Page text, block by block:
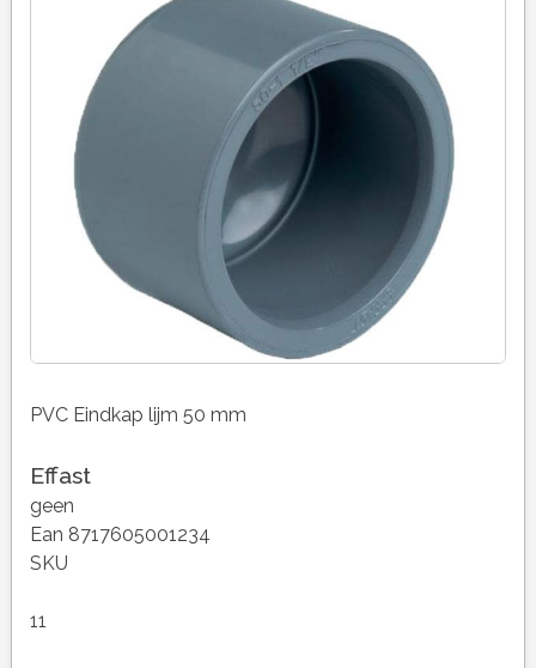
PVC Eindkap lijm 50 mm
Effast
geen
Ean 8717605001234
SKU
11